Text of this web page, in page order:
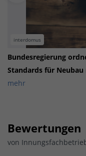
interdomus
Bundesregierung
Standards für Neubau
mehr
Bewertungen
von